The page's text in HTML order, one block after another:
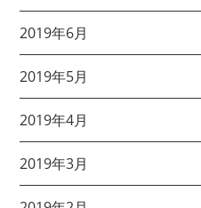
2019年6月
2019年5月
2019年4月
2019年3月